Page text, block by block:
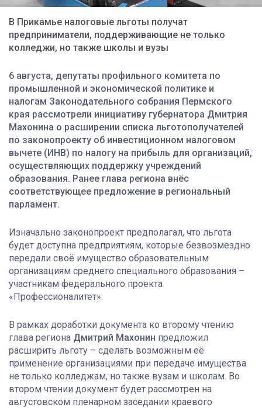
В Прикамье налоговые льготы получат
предприниматели, поддерживающие не только
колледжи, но также школы и вузы
6 августа, депутаты профильного комитета по
промышленной и экономической политике и
налогам Законодательного собрания Пермского
края рассмотрели инициативу губернатора Дмитрия
Махонина о расширении списка льготополучателей
по законопроекту об инвестиционном налоговом
вычете (ИНВ) по налогу на прибыль для организаций,
осуществляющих поддержку учреждений
образования. Ранее глава региона внёс
соответствующее предложение в региональный
парламент.
Изначально законопроект предполагал, что льгота
будет доступна предприятиям, которые безвозмездно
передали своё имущество образовательным
организациям среднего специального образования –
участникам федерального проекта
«Профессионалитет».
В рамках доработки документа ко второму чтению
глава региона Дмитрий Махонин предложил
расширить льготу – сделать возможным её
применение организациями при передаче имущества
не только колледжам, но также вузам и школам. Во
втором чтении документ будет рассмотрен на
августовском пленарном заседании краевого